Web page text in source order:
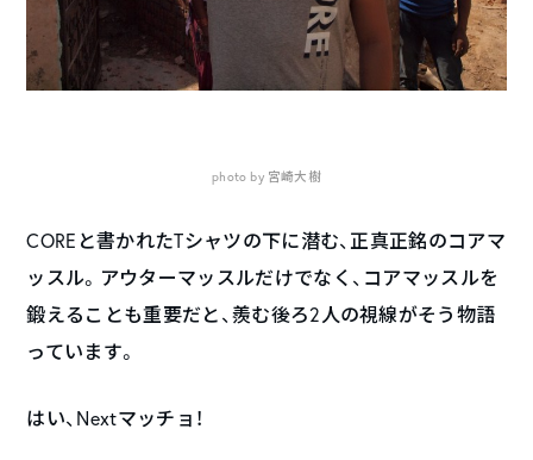
photo by 宮崎大樹
COREと書かれたTシャツの下に潜む、正真正銘のコアマ
ッスル。アウターマッスルだけでなく、コアマッスルを
鍛えることも重要だと、羨む後ろ2人の視線がそう物語
っています。
はい、Nextマッチョ！